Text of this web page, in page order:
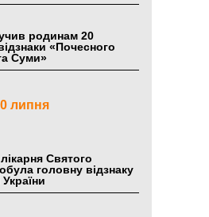
родинам 20
«Почесного
Суми»
липня
Святого
головну відзнаку